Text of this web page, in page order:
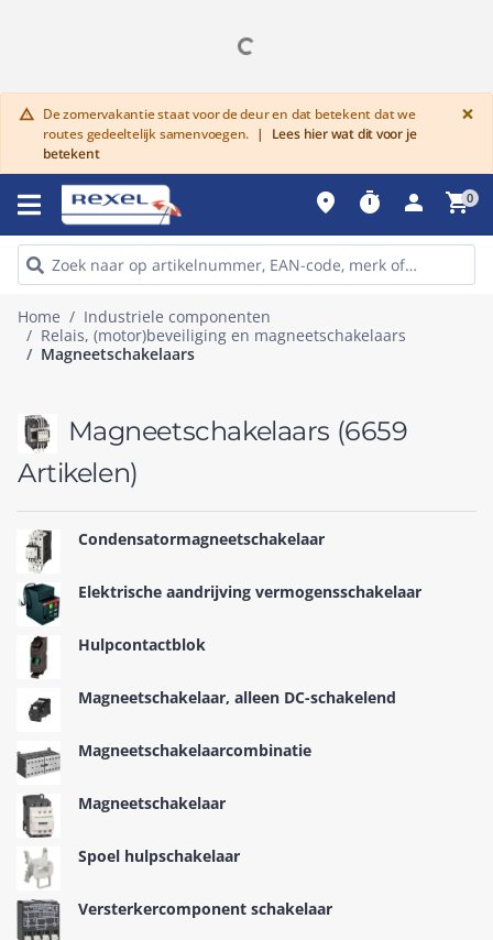
warning De zomervakantie staat voor de deur en dat betekent dat we
routes gedeeltelijk samenvoegen. |
Lees hier wat dit voor je
betekent
×
place timer person shopping_cart0
Home
Industriele componenten
Relais, (motor)beveiliging en magneetschakelaars
Magneetschakelaars
Magneetschakelaars (6659
Artikelen)
Condensatormagneetschakelaar
Elektrische aandrijving vermogensschakelaar
Hulpcontactblok
Magneetschakelaar, alleen DC-schakelend
Magneetschakelaarcombinatie
Magneetschakelaar
Spoel hulpschakelaar
Versterkercomponent schakelaar